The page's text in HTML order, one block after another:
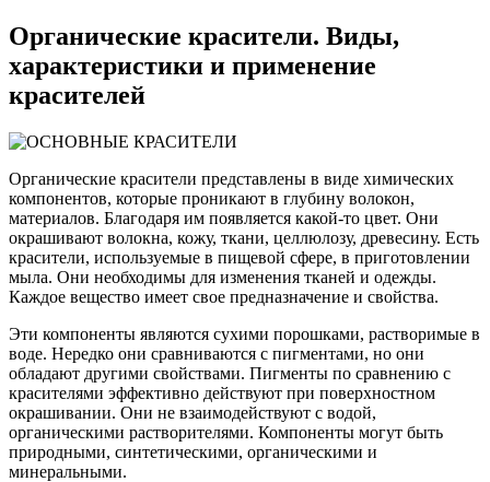
Органические красители. Виды,
характеристики и применение
красителей
Органические красители представлены в виде химических
компонентов, которые проникают в глубину волокон,
материалов. Благодаря им появляется какой-то цвет. Они
окрашивают волокна, кожу, ткани, целлюлозу, древесину. Есть
красители, используемые в пищевой сфере, в приготовлении
мыла. Они необходимы для изменения тканей и одежды.
Каждое вещество имеет свое предназначение и свойства.
Эти компоненты являются сухими порошками, растворимые в
воде. Нередко они сравниваются с пигментами, но они
обладают другими свойствами. Пигменты по сравнению с
красителями эффективно действуют при поверхностном
окрашивании. Они не взаимодействуют с водой,
органическими растворителями. Компоненты могут быть
природными, синтетическими, органическими и
минеральными.